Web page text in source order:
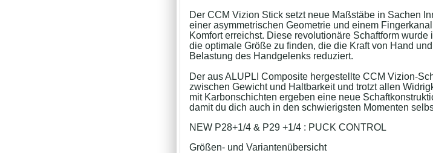
Der CCM Vizion Stick setzt neue Maßstäbe in Sachen
einer asymmetrischen Geometrie und einem
Komfort erreichst. Diese revolutionäre Schaftform
die optimale Größe zu finden, die die Kraft von Hand
Belastung des Handgelenks reduziert.
Der aus ALUPLI Composite hergestellte CCM Vizion-
zwischen Gewicht und Haltbarkeit und trotzt allen
mit Karbonschichten ergeben eine neue
damit du dich auch in den schwierigsten Momenten
NEW P28+1/4 & P29 +1/4 : PUCK CONTROL
Größen- und Variantenübersicht